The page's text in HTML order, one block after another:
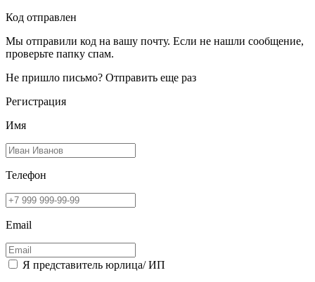
Код отправлен
Мы отправили код на вашу почту. Если не нашли сообщение,
проверьте папку спам.
Не пришло письмо? Отправить еще раз
Регистрация
Имя
Телефон
Email
Я представитель юрлица/ ИП